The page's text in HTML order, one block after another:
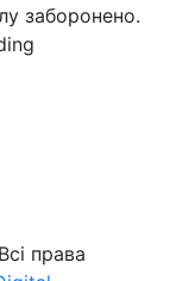
заборонено.
права